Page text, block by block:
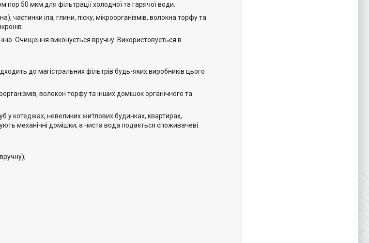
пор 50 мкм для фільтрації холодної та гарячої води.
частинки іла, глини, піску, мікроорганізмів, волокна торфу та
Очищення виконується вручну. Використовується в
до магістральних фільтрів будь-яких виробників цього
волокон торфу та інших домішок органічного та
у котеджах, невеликих житлових будинках, квартирах,
механічні домішки, а чиста вода подається споживачеві.